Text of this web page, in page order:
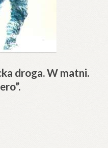
droga. W matni.